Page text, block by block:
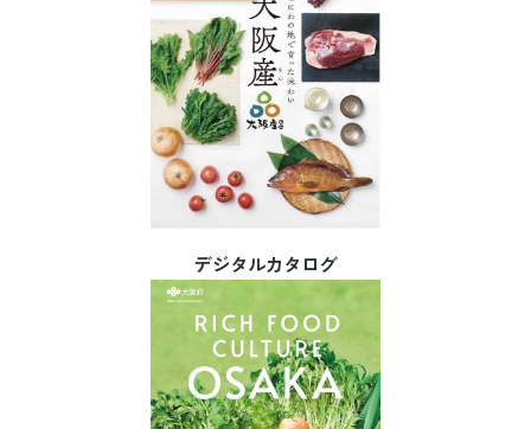
デジタルカタログ